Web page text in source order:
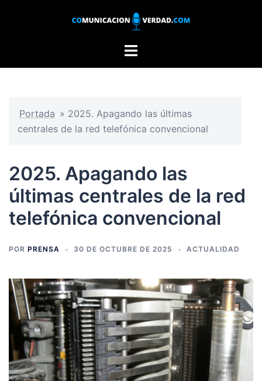
Alternar
Portada » 2025. Apagando las últimas
centrales de la red telefónica convencional
2025. Apagando las
últimas centrales de la red
telefónica convencional
POR PRENSA 30 DE OCTUBRE DE 2025 ACTUALIDAD